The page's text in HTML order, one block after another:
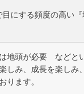
にする頻度の高い
地頭が必要 などと
しみ、成長を楽しみ
ります。